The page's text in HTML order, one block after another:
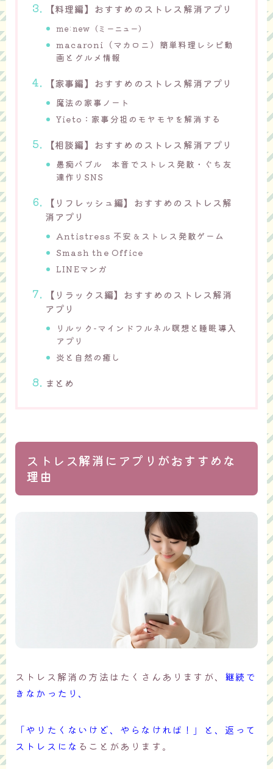
【料理編】おすすめのストレス解消アプリ
me:new（ミーニュー）
macaroni（マカロニ）簡単料理レシピ動
画とグルメ情報
【家事編】おすすめのストレス解消アプリ
魔法の家事ノート
Yieto：家事分担のモヤモヤを解消する
【相談編】おすすめのストレス解消アプリ
愚痴バブル 本音でストレス発散・ぐち友
達作りSNS
【リフレッシュ編】おすすめのストレス解
消アプリ
Antistress 不安＆ストレス発散ゲーム
Smash the Office
LINEマンガ
【リラックス編】おすすめのストレス解消
アプリ
リルック-マインドフルネル瞑想と睡眠導入
アプリ
炎と自然の癒し
まとめ
ストレス解消にアプリがおすすめな
理由
ストレス解消の方法はたくさんありますが、 継続で
きなかったり、
「やりたくないけど、やらなければ！」と、返って
ストレスにな ることがあります。